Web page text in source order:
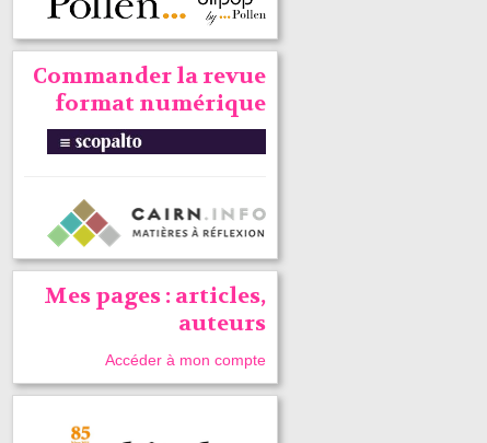
Commander la revue
format numérique
Mes pages : articles,
auteurs
Accéder à mon compte